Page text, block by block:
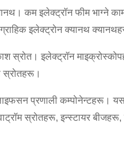
कम इलेक्ट्रॉन फीम भाग्ने
इलेक्ट्रोन क्यानथ
स्रोत। इलेक्ट्रॉन
स्रोतहरू।
प्रणाली कम्पोनेन्टहरू।
स्रोतहरू, इन्स्टायर